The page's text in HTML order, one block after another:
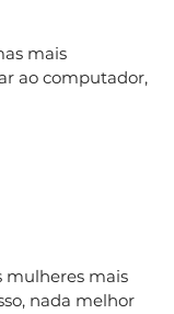
mais
ao computador,
mulheres mais
nada melhor